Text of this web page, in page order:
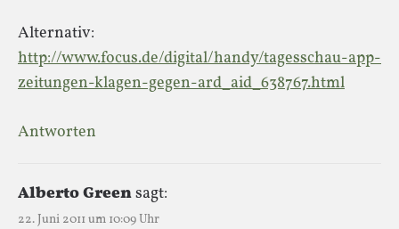
Alternativ:
http://www.focus.de/digital/handy/tagesschau-app-
zeitungen-klagen-gegen-ard_aid_638767.html
Antworten
Alberto Greensagt:
22. Juni 2011 um 10:09 Uhr